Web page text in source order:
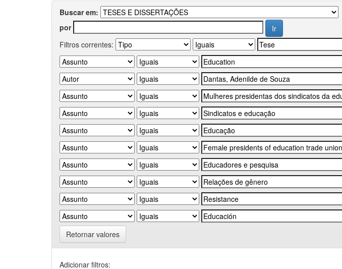
Buscar em:
por
Filtros correntes:
Retornar valores
Adicionar filtros: